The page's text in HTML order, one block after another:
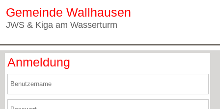
Gemeinde Wallhausen
JWS & Kiga am Wasserturm
Anmeldung